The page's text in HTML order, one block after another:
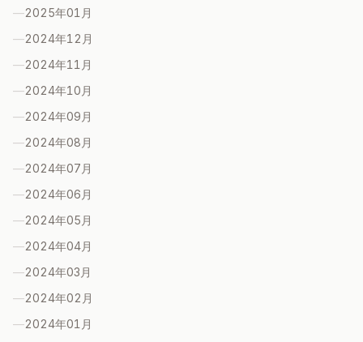
—2025年01 月
—2024年12 月
—2024年11 月
—2024年10 月
—2024年09 月
—2024年08 月
—2024年07 月
—2024年06 月
—2024年05 月
—2024年04月
—2024年03 月
—2024年02 月
—2024年01 月